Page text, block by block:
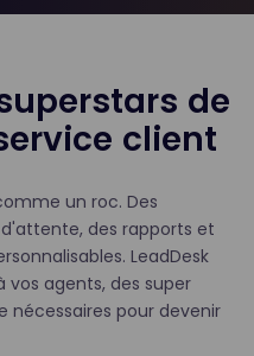
de
client
un roc. Des
des rapports et
LeadDesk
agents, des super
nécessaires pour devenir